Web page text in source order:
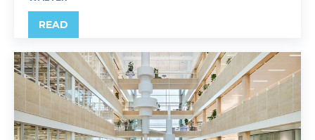
READ